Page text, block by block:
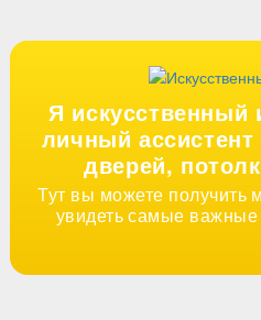
Я искусственный
личный
дверей,
Тут вы можете получить
увидеть самые